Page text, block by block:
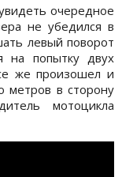
очередное
не убедился в
левый поворот
на попытку двух
же произошел и
метров в сторону
мотоцикла